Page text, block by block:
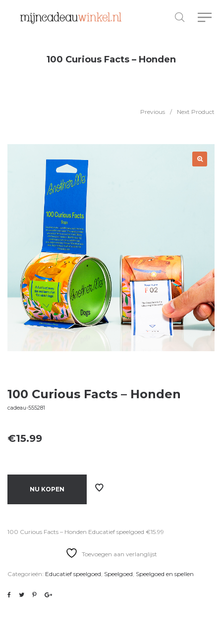
100 Curious Facts – Honden
Previous / Next Product
100 Curious Facts – Honden
cadeau-555281
€15.99
NU KOPEN
100 Curious Facts – Honden Educatief speelgoed €15.99
Toevoegen aan verlanglijst
Categorieën: Educatief speelgoed, Speelgoed, Speelgoed en spellen